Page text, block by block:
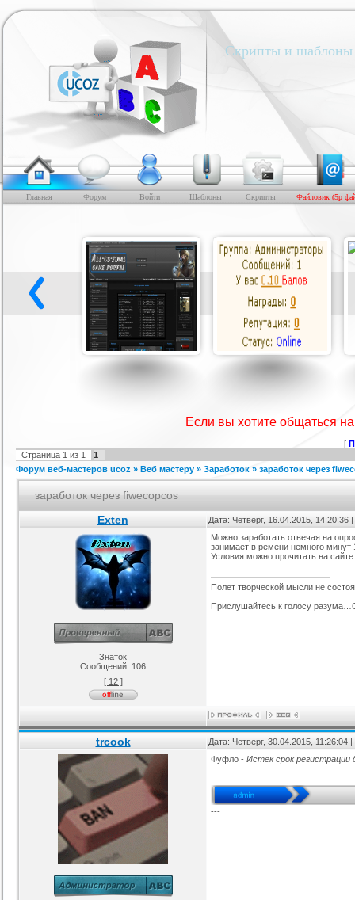
Скрипты и шаблоны
Главная Форум Войти Шаблоны Скрипты Файловик (5р
Шаблон для Ucoz : Irene
Категория :
Сборник лучших шаблонов
уходящего года
Категория :Ucoz
ucoz BsGames
Шаблон для ucoz Wow-Good
Категория :
Оригинальный шаблон сайта
uNI-Lite для uCoz
Категория : Ucoz
Если вы хотите общаться
[
Страница 1 из 1
1
Форум веб-мастеров ucoz » Веб мастеру » Заработок » заработок через
заработок через fiwecopcos
Exten
Дата: Четверг, 16.04.2015,
Знаток
Сообщений: 106
[ 12 ]
Можно заработать отвечая на
занимает в ремени немного минут
Условия можно прочитать на сайте
Полет творческой мысли не
Прислушайтесь к голосу
trcook Дата: Четверг, 30.04.2015,
Фуфло - Истек срок регистрации
---